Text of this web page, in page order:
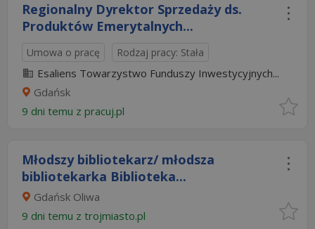
Regionalny Dyrektor Sprzedaży ds.
Produktów Emerytalnych...
Umowa o pracę Rodzaj pracy: Stała
Esaliens Towarzystwo Funduszy Inwestycyjnych...
Gdańsk
9 dni temu z pracuj.pl
Młodszy bibliotekarz/ młodsza
bibliotekarka Biblioteka...
Gdańsk Oliwa
9 dni temu z trojmiasto.pl